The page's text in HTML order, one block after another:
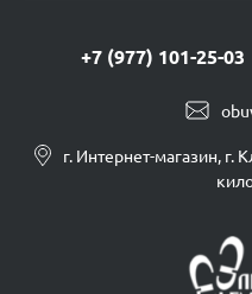
+7 (977) 101-25-03
г. Интернет-магазин, г.